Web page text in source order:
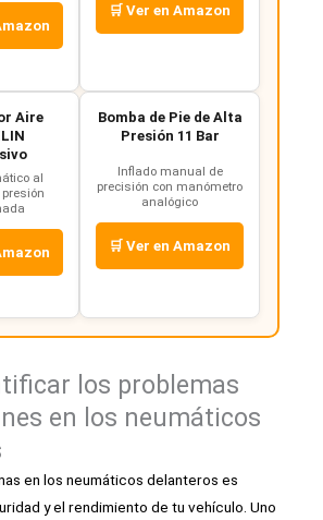
🛒 Ver en Amazon
Aire
al
Bomba de Pie de Alta
Presión 11 Bar
Inflado manual de
precisión con manómetro
analógico
🛒 Ver en Amazon
los problemas
en los neumáticos
en los neumáticos delanteros es
y el rendimiento de tu vehículo. Uno